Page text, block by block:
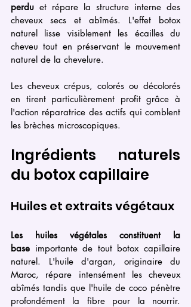
perdu et répare la structure interne des
cheveux secs et abîmés. L'effet botox
naturel lisse visiblement les écailles du
cheveu tout en préservant le mouvement
naturel de la chevelure.
Les cheveux crépus, colorés ou décolorés
en tirent particulièrement profit grâce à
l'action réparatrice des actifs qui comblent
les brèches microscopiques.
Ingrédients naturels
du botox capillaire
Huiles et extraits végétaux
Les huiles végétales constituent la
base importante de tout botox capillaire
naturel. L'huile d'argan, originaire du
Maroc, répare intensément les cheveux
abîmés tandis que l'huile de coco pénètre
profondément la fibre pour la nourrir.